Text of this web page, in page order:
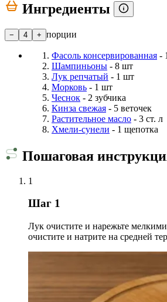
Ингредиенты
− 4 + порции
Фасоль консервированная -
Шампиньоны - 8 шт
Лук репчатый - 1 шт
Морковь - 1 шт
Чеснок - 2 зубчика
Кинза свежая - 5 веточек
Растительное масло - 3 ст. л
Хмели-сунели - 1 щепотка
Пошаговая
1
Шаг 1
Лук очистите и нарежьте
очистите и натрите на средней